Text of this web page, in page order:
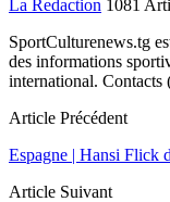
La Redaction 1081
SportCulturenews.tg
des informations
international.
Article Précédent
Espagne | Hansi Flick
Article Suivant